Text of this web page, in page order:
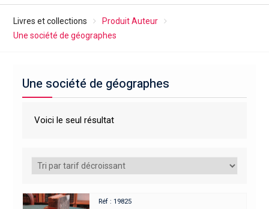
Livres et collections
Produit Auteur
Une société de géographes
Une société de géographes
Voici le seul résultat
Réf : 19825